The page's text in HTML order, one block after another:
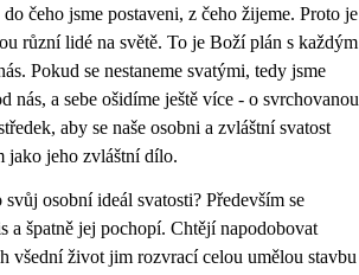
čeho jsme postaveni, z čeho žijeme. Proto je
různí lidé na světě. To je Boží plán s každým
Pokud se nestaneme svatými, tedy jsme
a sebe ošidíme ještě více - o svrchovanou
aby se naše osobni a zvláštní svatost
jako jeho zvláštní dílo.
osobní ideál svatosti? Především se
a špatně jej pochopí. Chtějí napodobovat
všední život jim rozvrací celou umělou stavbu